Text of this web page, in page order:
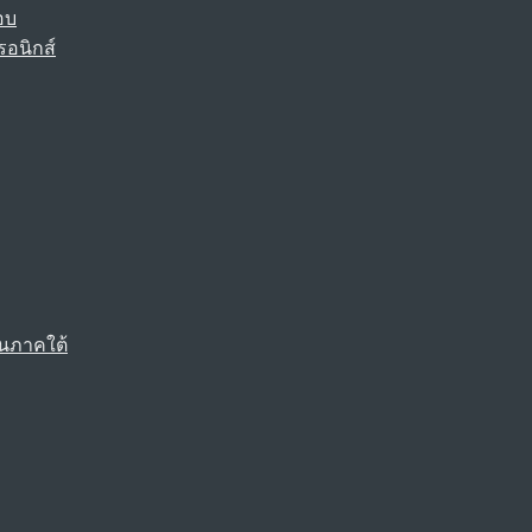
บ
อนิกส์
ภาคใต้